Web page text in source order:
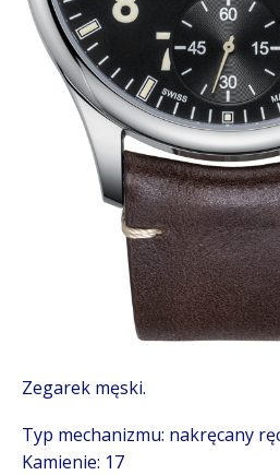
Zegarek męski.
Typ mechanizmu: nakręcany
Kamienie: 17